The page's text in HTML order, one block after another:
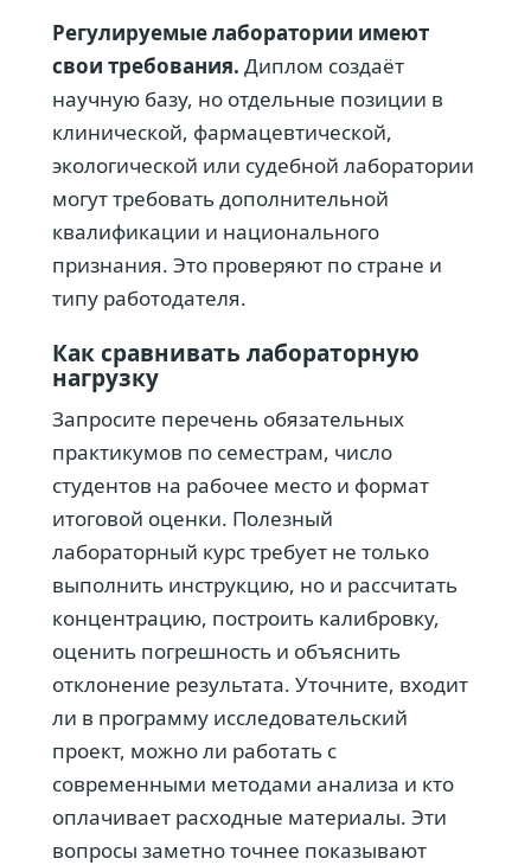
Регулируемые лаборатории имеют
свои требования. Диплом создаёт
научную базу, но отдельные позиции в
клинической, фармацевтической,
экологической или судебной лаборатории
могут требовать дополнительной
квалификации и национального
признания. Это проверяют по стране и
типу работодателя.
Как сравнивать лабораторную
нагрузку
Запросите перечень обязательных
практикумов по семестрам, число
студентов на рабочее место и формат
итоговой оценки. Полезный
лабораторный курс требует не только
выполнить инструкцию, но и рассчитать
концентрацию, построить калибровку,
оценить погрешность и объяснить
отклонение результата. Уточните, входит
ли в программу исследовательский
проект, можно ли работать с
современными методами анализа и кто
оплачивает расходные материалы. Эти
вопросы заметно точнее показывают